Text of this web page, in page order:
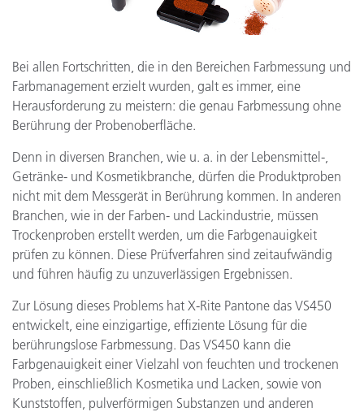
Bei allen Fortschritten, die in den Bereichen Farbmessung und
Farbmanagement erzielt wurden, galt es immer, eine
Herausforderung zu meistern: die genau Farbmessung ohne
Berührung der Probenoberfläche.
Denn in diversen Branchen, wie u. a. in der Lebensmittel-,
Getränke- und Kosmetikbranche, dürfen die Produktproben
nicht mit dem Messgerät in Berührung kommen. In anderen
Branchen, wie in der Farben- und Lackindustrie, müssen
Trockenproben erstellt werden, um die Farbgenauigkeit
prüfen zu können. Diese Prüfverfahren sind zeitaufwändig
und führen häufig zu unzuverlässigen Ergebnissen.
Zur Lösung dieses Problems hat X-Rite Pantone das VS450
entwickelt, eine einzigartige, effiziente Lösung für die
berührungslose Farbmessung. Das VS450 kann die
Farbgenauigkeit einer Vielzahl von feuchten und trockenen
Proben, einschließlich Kosmetika und Lacken, sowie von
Kunststoffen, pulverförmigen Substanzen und anderen